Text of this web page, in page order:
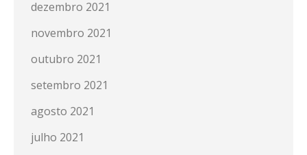
dezembro 2021
novembro 2021
outubro 2021
setembro 2021
agosto 2021
julho 2021